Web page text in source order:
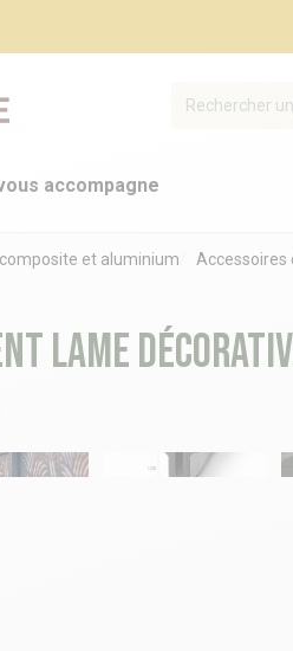
accompagne
et aluminium Accessoires
lame